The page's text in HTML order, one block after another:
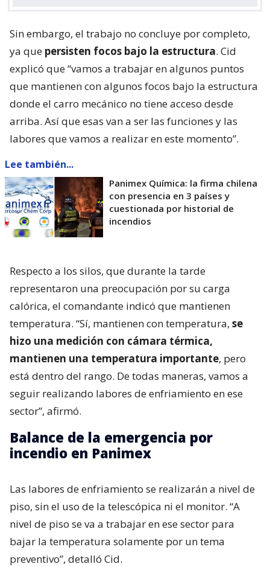
Sin embargo, el trabajo no concluye por completo,
ya que persisten focos bajo la estructura. Cid
explicó que “vamos a trabajar en algunos puntos
que mantienen con algunos focos bajo la estructura
donde el carro mecánico no tiene acceso desde
arriba. Así que esas van a ser las funciones y las
labores que vamos a realizar en este momento”.
Lee también...
Panimex Química: la firma chilena
con presencia en 3 países y
cuestionada por historial de
incendios
Respecto a los silos, que durante la tarde
representaron una preocupación por su carga
calórica, el comandante indicó que mantienen
temperatura. “Sí, mantienen con temperatura, se
hizo una medición con cámara térmica,
mantienen una temperatura importante, pero
está dentro del rango. De todas maneras, vamos a
seguir realizando labores de enfriamiento en ese
sector”, afirmó.
Balance de la emergencia por
incendio en Panimex
Las labores de enfriamiento se realizarán a nivel de
piso, sin el uso de la telescópica ni el monitor. “A
nivel de piso se va a trabajar en ese sector para
bajar la temperatura solamente por un tema
preventivo”, detalló Cid.